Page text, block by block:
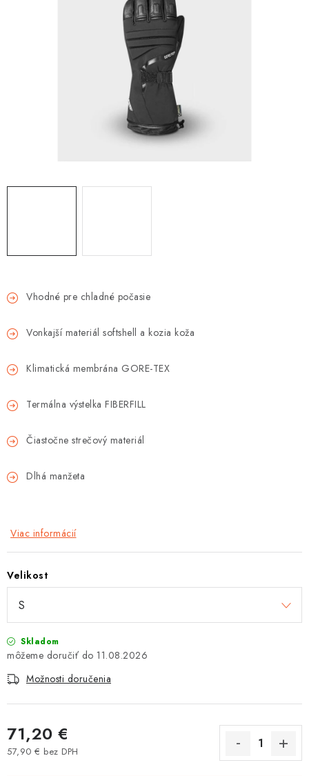
Ochrana osobných údajov
Tabuľky veľkostí odevov, prilieb a obuvi rôznych značiek
Vhodné pre chladné počasie
Vonkajší materiál softshell a kozia koža
Klimatická membrána GORE-TEX
Termálna výstelka FIBERFILL
Čiastočne strečový materiál
Dlhá manžeta
Viac informácií
Velikost
Skladom
11.08.2026
Možnosti doručenia
71,20 €
57,90 € bez DPH